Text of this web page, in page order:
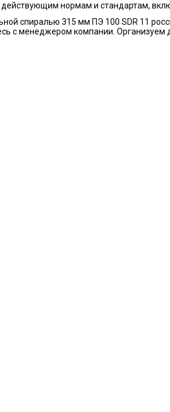
действующим нормам и стандартам,
спиралью 315 мм ПЭ 100 SDR 11
с менеджером компании. Организуем